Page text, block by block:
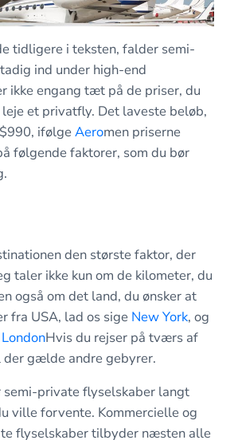
tidligere i teksten, falder semi-
ind under high-end
ikke engang tæt på de priser, du
et privatfly. Det laveste beløb,
ifølgeAeromen priserne
følgende faktorer, som du bør
den største faktor, der
taler ikke kun om de kilometer, du
også om det land, du ønsker at
fra USA, lad os sige New York, og
LondonHvis du rejser på tværs af
gælde andre gebyrer.
private flyselskaber langt
ville forvente. Kommercielle og
flyselskaber tilbyder næsten alle